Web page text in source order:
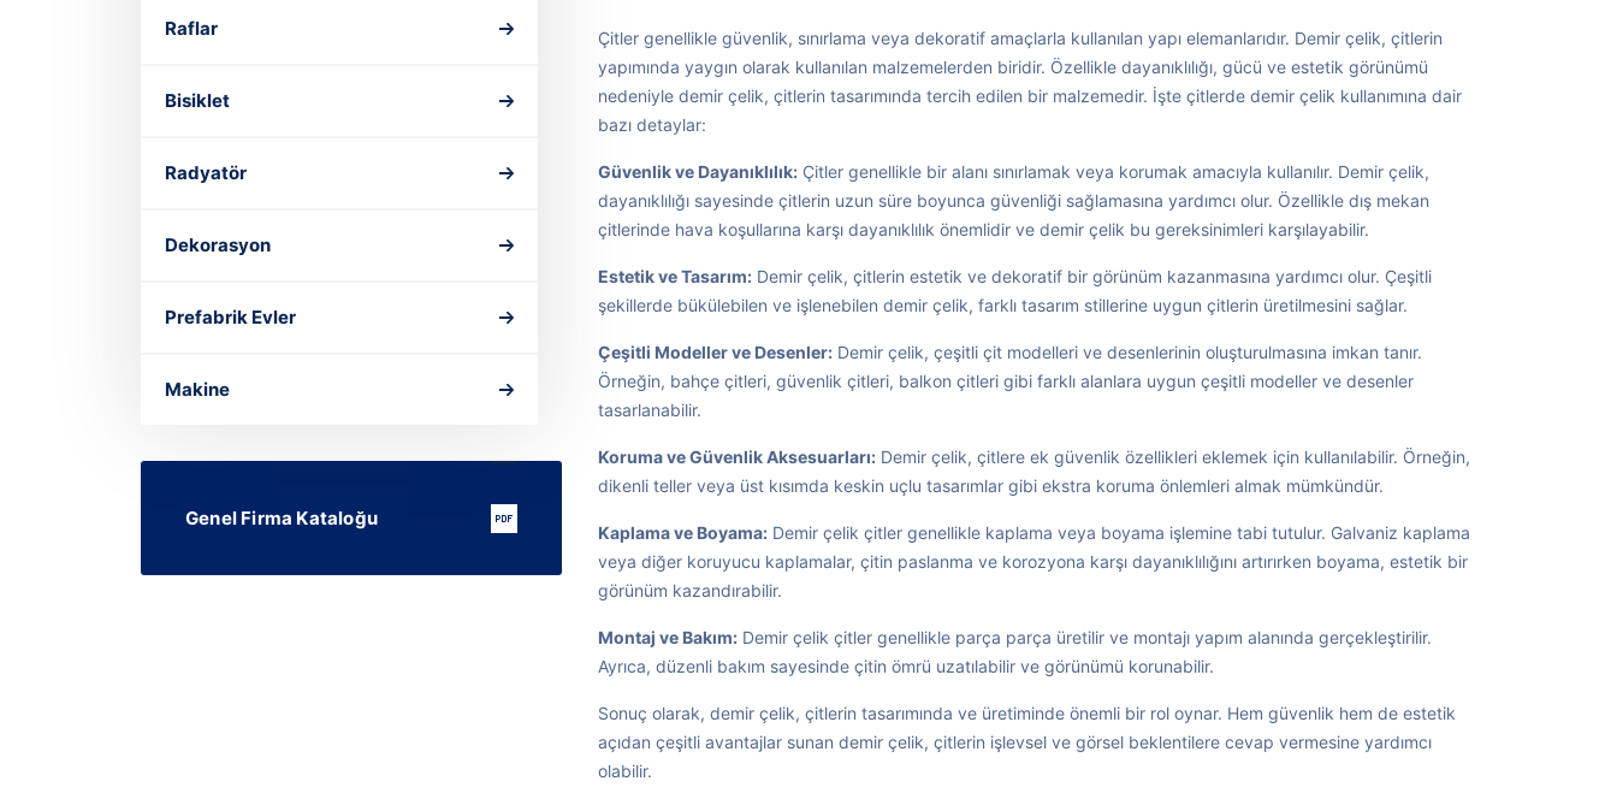
Raflar
Bisiklet
Radyatör
Dekorasyon
Prefabrik Evler
Makine
Genel Firma Kataloğu
Çitler genellikle güvenlik, sınırlama veya dekoratif amaçlarla kullanılan yapı elemanlarıdır. Demir çelik, çitlerin
yapımında yaygın olarak kullanılan malzemelerden biridir. Özellikle dayanıklılığı, gücü ve estetik görünümü
nedeniyle demir çelik, çitlerin tasarımında tercih edilen bir malzemedir. İşte çitlerde demir çelik kullanımına dair
bazı detaylar:
Güvenlik ve Dayanıklılık: Çitler genellikle bir alanı sınırlamak veya korumak amacıyla kullanılır. Demir çelik,
dayanıklılığı sayesinde çitlerin uzun süre boyunca güvenliği sağlamasına yardımcı olur. Özellikle dış mekan
çitlerinde hava koşullarına karşı dayanıklılık önemlidir ve demir çelik bu gereksinimleri karşılayabilir.
Estetik ve Tasarım: Demir çelik, çitlerin estetik ve dekoratif bir görünüm kazanmasına yardımcı olur. Çeşitli
şekillerde bükülebilen ve işlenebilen demir çelik, farklı tasarım stillerine uygun çitlerin üretilmesini sağlar.
Çeşitli Modeller ve Desenler: Demir çelik, çeşitli çit modelleri ve desenlerinin oluşturulmasına imkan tanır.
Örneğin, bahçe çitleri, güvenlik çitleri, balkon çitleri gibi farklı alanlara uygun çeşitli modeller ve desenler
tasarlanabilir.
Koruma ve Güvenlik Aksesuarları: Demir çelik, çitlere ek güvenlik özellikleri eklemek için kullanılabilir. Örneğin,
dikenli teller veya üst kısımda keskin uçlu tasarımlar gibi ekstra koruma önlemleri almak mümkündür.
Kaplama ve Boyama: Demir çelik çitler genellikle kaplama veya boyama işlemine tabi tutulur. Galvaniz kaplama
veya diğer koruyucu kaplamalar, çitin paslanma ve korozyona karşı dayanıklılığını artırırken boyama, estetik bir
görünüm kazandırabilir.
Montaj ve Bakım: Demir çelik çitler genellikle parça parça üretilir ve montajı yapım alanında gerçekleştirilir.
Ayrıca, düzenli bakım sayesinde çitin ömrü uzatılabilir ve görünümü korunabilir.
Sonuç olarak, demir çelik, çitlerin tasarımında ve üretiminde önemli bir rol oynar. Hem güvenlik hem de estetik
açıdan çeşitli avantajlar sunan demir çelik, çitlerin işlevsel ve görsel beklentilere cevap vermesine yardımcı
olabilir.